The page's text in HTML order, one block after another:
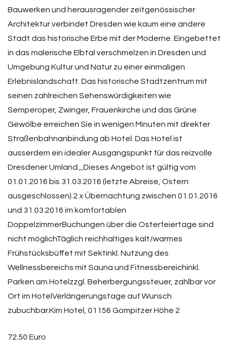
Bauwerken und herausragender zeitgenössischer
Architektur verbindet Dresden wie kaum eine andere
Stadt das historische Erbe mit der Moderne. Eingebettet
in das malerische Elbtal verschmelzen in Dresden und
Umgebung Kultur und Natur zu einer einmaligen
Erlebnislandschaft. Das historische Stadtzentrum mit
seinen zahlreichen Sehenswürdigkeiten wie
Semperoper, Zwinger, Frauenkirche und das Grüne
Gewölbe erreichen Sie in wenigen Minuten mit direkter
Straßenbahnanbindung ab Hotel. Das Hotel ist
ausserdem ein idealer Ausgangspunkt für das reizvolle
Dresdener Umland.,,Dieses Angebot ist gültig vom
01.01.2016 bis 31.03.2016 (letzte Abreise, Ostern
ausgeschlossen).2 x Übernachtung zwischen 01.01.2016
und 31.03.2016 im komfortablen
DoppelzimmerBuchungen über die Osterfeiertage sind
nicht möglichTäglich reichhaltiges kalt/warmes
Frühstücksbüffet mit Sektinkl. Nutzung des
Wellnessbereichs mit Sauna und Fitnessbereichinkl.
Parken am Hotelzzgl. Beherbergungssteuer, zahlbar vor
Ort im HotelVerlängerungstage auf Wunsch
zubuchbar.Kim Hotel, 01156 Gompitzer Höhe 2
72.50 Euro